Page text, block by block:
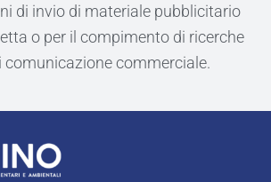
di invio di materiale pubblicitario
o per il compimento di ricerche
comunicazione commerciale.